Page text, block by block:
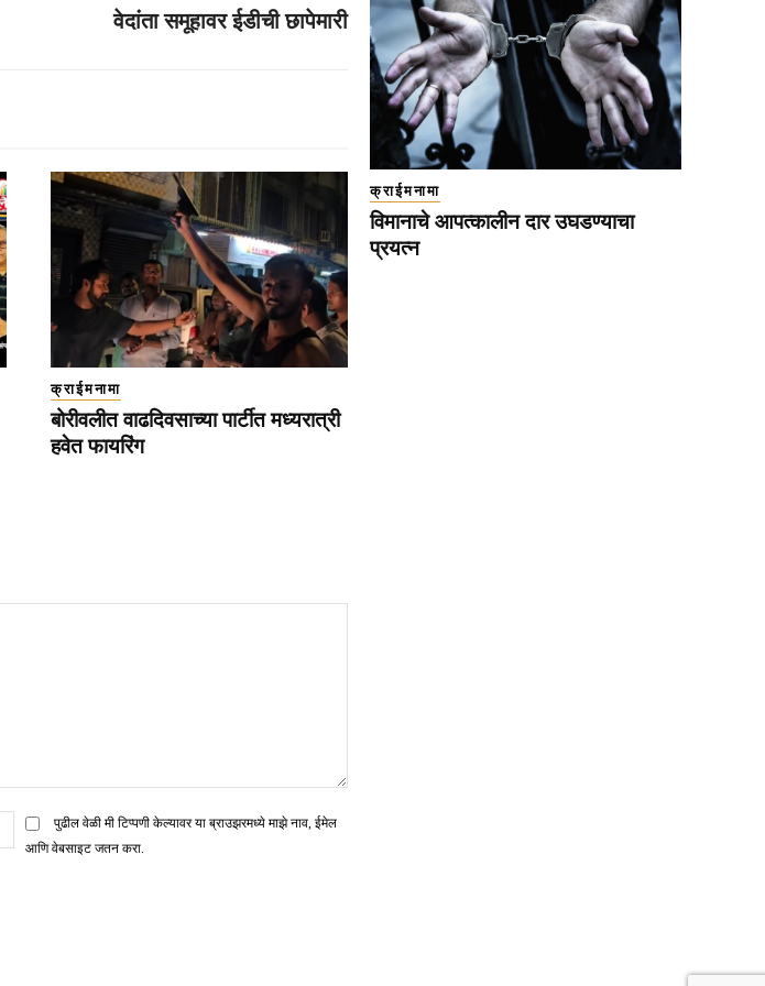
वेदांता समूहावर ईडीची छापेमारी
क्राईमनामा
बोरीवलीत वाढदिवसाच्या पार्टीत मध्यरात्री
हवेत फायरिंग
मेल*
पुढील वेळी मी टिप्पणी केल्यावर या ब्राउझरमध्ये माझे नाव, ईमेल
आणि वेबसाइट जतन करा.
क्राईमनामा
विमानाचे आपत्कालीन दार उघडण्याचा
प्रयत्न